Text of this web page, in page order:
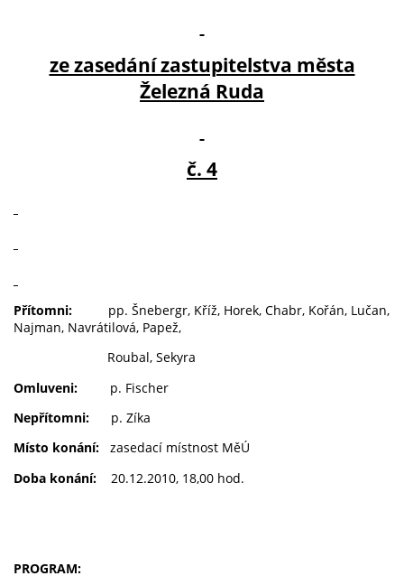
ze zasedání zastupitelstva města
Železná Ruda
č. 4
Přítomni: pp. Šnebergr, Kříž, Horek, Chabr, Kořán, Lučan,
Najman, Navrátilová, Papež,
Roubal, Sekyra
Omluveni: p. Fischer
Nepřítomni: p. Zíka
Místo konání: zasedací místnost MěÚ
Doba konání: 20.12.2010, 18,00 hod.
PROGRAM: